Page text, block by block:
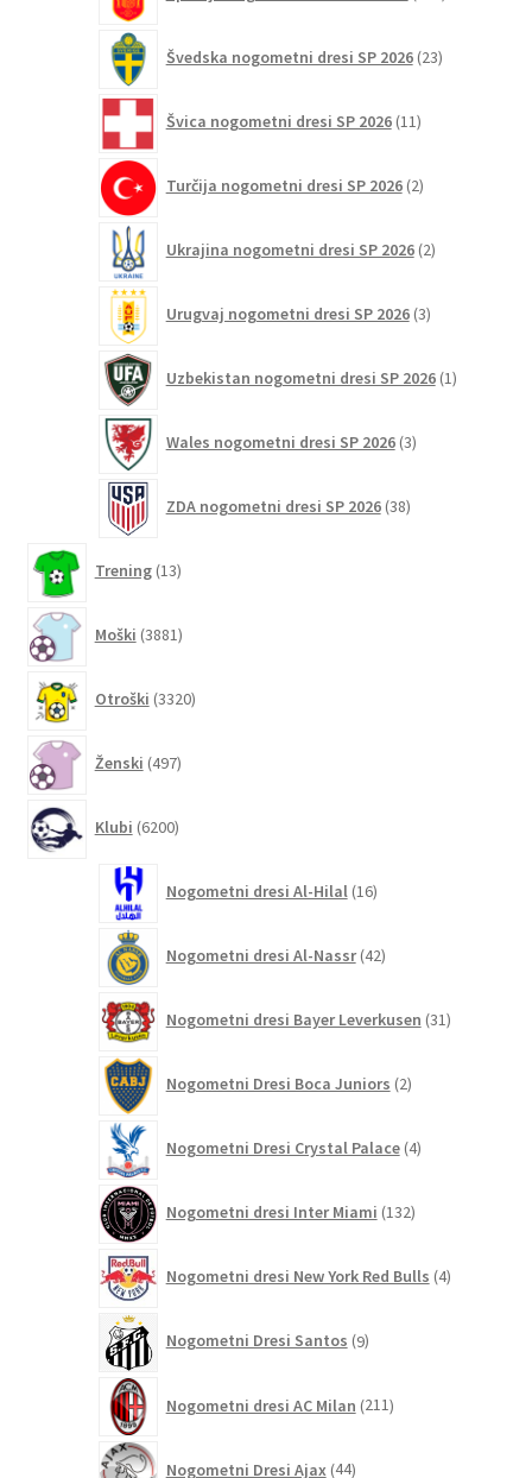
Švedska nogometni dresi SP 2026 23izdelkov
Švica nogometni dresi SP 2026 11izdelkov
Turčija nogometni dresi SP 2026 2izdelka
Ukrajina nogometni dresi SP 2026 2izdelka
Urugvaj nogometni dresi SP 2026 3izdelki
Uzbekistan nogometni dresi SP 2026 1izdelek
Wales nogometni dresi SP 2026 3izdelki
ZDA nogometni dresi SP 2026 38izdelkov
Trening 13izdelkov
Moški 3881izdelkov
Otroški 3320izdelkov
Ženski 497izdelkov
Klubi 6200izdelkov
Nogometni dresi Al-Hilal 16izdelkov
Nogometni dresi Al-Nassr 42izdelkov
Nogometni dresi Bayer Leverkusen 31izdelkov
Nogometni Dresi Boca Juniors 2izdelka
Nogometni Dresi Crystal Palace 4izdelki
Nogometni dresi Inter Miami 132izdelkov
Nogometni dresi New York Red Bulls 4izdelki
Nogometni Dresi Santos 9izdelkov
Nogometni dresi AC Milan 211izdelkov
Nogometni Dresi Ajax 44